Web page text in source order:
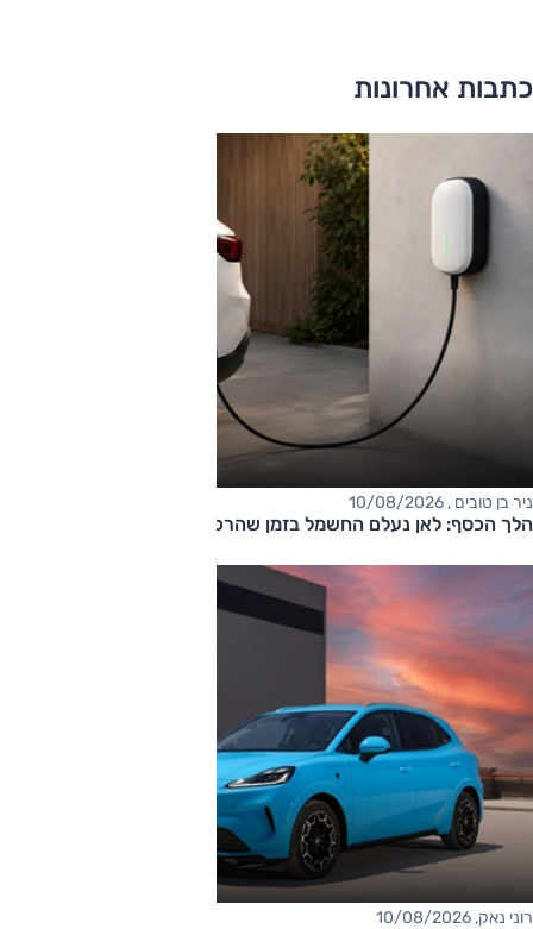
כתבות אחרונות
ניר בן טובים , 10/08/2026
הלך הכסף: לאן נעלם החשמל בזמן שהרכב מחובר לשקע?
רוני נאק, 10/08/2026